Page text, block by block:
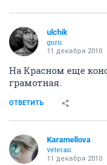
ulchik
guru
11 декабря 2010
На Красном еще
грамотная.
ОТВЕТИТЬ
Karamellova
veteran
11 декабря 2010